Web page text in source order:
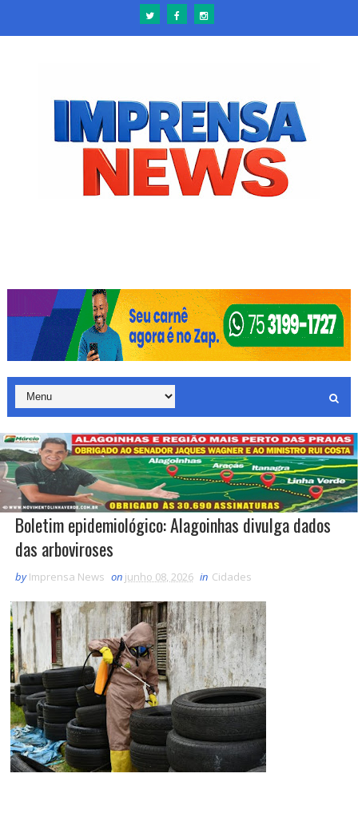
Boletim epidemiológico: Alagoinhas divulga dados
das arboviroses
by Imprensa News on junho 08, 2026 in Cidades